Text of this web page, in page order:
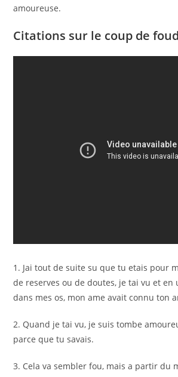
amoureuse.
Citations sur le coup de
1. Jai tout de suite su que tu etais pour
de reserves ou de doutes, je tai vu et en
dans mes os, mon ame avait connu ton
2. Quand je tai vu, je suis tombe
parce que tu savais.
3. Cela va sembler fou, mais a partir du